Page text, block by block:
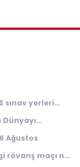
sınav yerleri
Ağustos
rövanş maçı ne